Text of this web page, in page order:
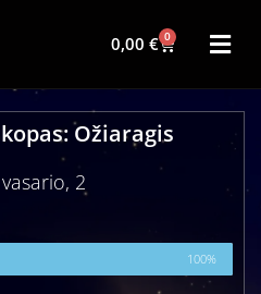
0,00 € 0
Ožiaragis
2
100%